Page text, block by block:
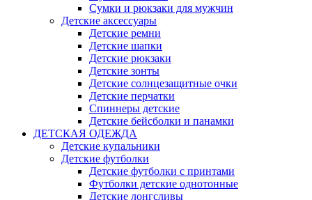
Сумки и рюкзаки для мужчин
Детские аксессуары
Детские ремни
Детские шапки
Детские рюкзаки
Детские зонты
Детские солнцезащитные очки
Детские перчатки
Спиннеры детские
Детские бейсболки и панамки
ДЕТСКАЯ ОДЕЖДА
Детские купальники
Детские футболки
Детские футболки с принтами
Футболки детские однотонные
Детские лонгсливы